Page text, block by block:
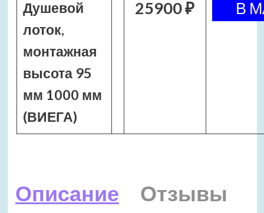
Душевой
лоток,
монтажная
высота 95
мм 1000 мм
(ВИЕГА)
25900 ₽
Описание
Отзывы